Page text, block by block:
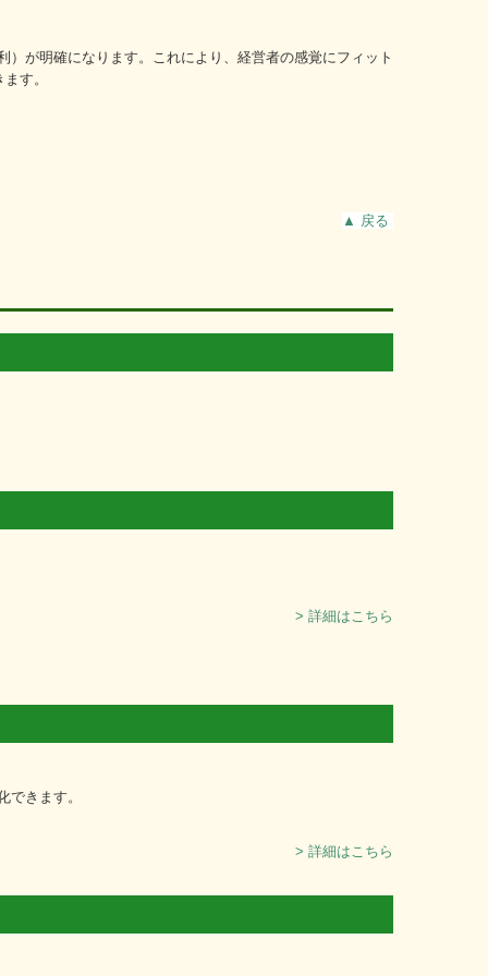
が明確になります。これにより、経営者の感覚にフィット
す。
▲ 戻る
> 詳細はこちら
きます。
> 詳細はこちら